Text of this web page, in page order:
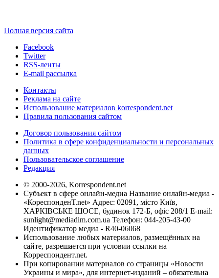
Полная версия сайта
Facebook
Twitter
RSS-ленты
E-mail рассылка
Контакты
Реклама на сайте
Использование материалов korrespondent.net
Правила пользования сайтом
Договор пользования сайтом
Политика в сфере конфиденциальности и персональных
данных
Пользовательское соглашение
Редакция
© 2000-2026, Korrespondent.net
Субъект в сфере онлайн-медиа Название онлайн-медиа -
«КореспонденТ.net» Адрес: 02091, місто Київ,
ХАРКІВСЬКЕ ШОСЕ, будинок 172-Б, офіс 208/1 E-mail:
sunlight@mediadim.com.ua Телефон: 044-205-43-00
Идентификатор медиа - R40-06068
Использование любых материалов, размещённых на
сайте, разрешается при условии ссылки на
Корреспондент.net.
При копировании материалов со страницы «Новости
Украины и мира», для интернет-изданий – обязательна